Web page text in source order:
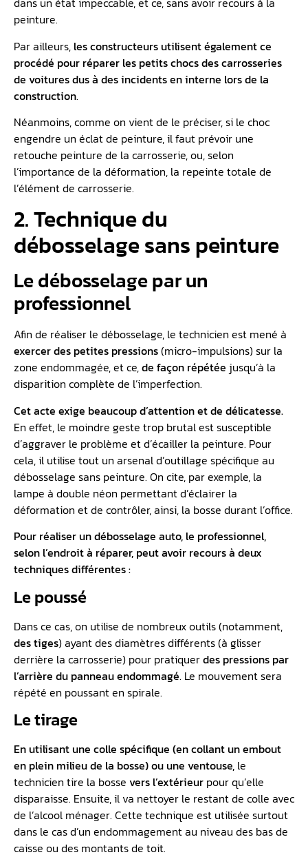
peinture.
Par ailleurs, les constructeurs utilisent également ce
procédé pour réparer les petits chocs des carrosseries
de voitures dus à des incidents en interne lors de la
construction.
Néanmoins, comme on vient de le préciser, si le choc
engendre un éclat de peinture, il faut prévoir une
retouche peinture de la carrosserie, ou, selon
l’importance de la déformation, la repeinte totale de
l’élément de carrosserie.
2. Technique du
débosselage sans peinture
Le débosselage par un
professionnel
Afin de réaliser le débosselage, le technicien est mené à
exercer des petites pressions(micro-impulsions) sur la
zone endommagée, et ce,de façon répétée jusqu’à la
disparition complète de l’imperfection.
Cet acte exige beaucoup d’attention et de délicatesse.
En effet, le moindre geste trop brutal est susceptible
d’aggraver le problème et d’écailler la peinture. Pour
cela, il utilise tout un arsenal d’outillage spécifique au
débosselage sans peinture. On cite, par exemple, la
lampe à double néon permettant d’éclairer la
déformation et de contrôler, ainsi, la bosse durant l’office.
Pour réaliser un débosselage auto, le professionnel,
selon l’endroit à réparer, peut avoir recours à deux
techniques différentes :
Le poussé
Dans ce cas, on utilise de nombreux outils (notamment,
des tiges) ayant des diamètres différents (à glisser
derrière la carrosserie) pour pratiquerdes pressions par
l’arrière du panneau endommagé. Le mouvement sera
répété en poussant en spirale.
Le tirage
En utilisant une colle spécifique (en collant un embout
en plein milieu de la bosse) ou une ventouse, le
technicien tire la bosse vers l’extérieur pour qu’elle
disparaisse. Ensuite, il va nettoyer le restant de colle avec
de l’alcool ménager. Cette technique est utilisée surtout
dans le cas d’un endommagement au niveau des bas de
caisse ou des montants de toit.